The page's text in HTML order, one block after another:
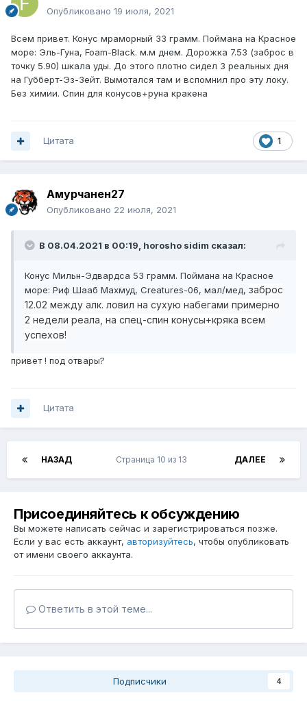
Опубликовано 19 июля, 2021
Всем привет. Конус мраморный 33 грамм. Поймана на Красное
море: Эль-Гуна, Foam-Black. м.м днем. Дорожка 7.53 (заброс в
точку 5.90) шкала уды. До этого плотно сидел 3 реальных дня
на Губберт-Эз-Зейт. Вымотался там и вспомнил про эту локу.
Без химии. Спин для конусов+руна кракена
1
Цитата
Амурчанен27
Опубликовано 22 июля, 2021
В 08.04.2021 в 00:19, horosho sidim сказал:
Конус Мильн-Эдвардса 53 грамм. Поймана на Красное
море: Риф Шааб Махмуд, Creatures-06, мал/мед, заброс
12.02 между алк. ловил на сухую набегами примерно
2 недели реала, на спец-спин конусы+кряка всем
успехов!
привет ! под отвары?
Цитата
НАЗАД ДАЛЕЕ
Страница 10 из 13
Присоединяйтесь к обсуждению
Вы можете написать сейчас и зарегистрироваться позже.
Если у вас есть аккаунт, авторизуйтесь, чтобы опубликовать
от имени своего аккаунта.
Ответить в этой теме...
Подписчики 4